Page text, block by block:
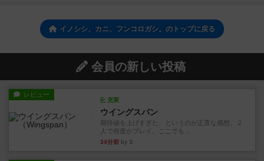
イノシシ、カニ、フンコロガシ。のトップに戻る
会員の新しい投稿
レビュー
充実
ウイングスパン
期待値を上げすぎた、というのが正直な感想。２
人で何度かプレイ。ここでも...
34分前 by S